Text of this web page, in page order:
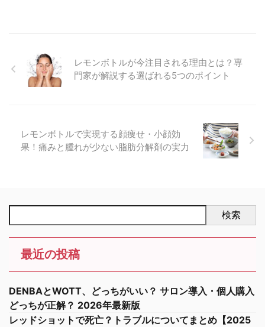
レモンボトルが今注目される理由とは？専
門家が解説する選ばれる5つのポイント
レモンボトルで実現する顔痩せ・小顔効
果！痛みと腫れが少ない脂肪分解剤の実力
検索
最近の投稿
DENBAとWOTT、どっちがいい？ サロン導入・個人購入
どっちが正解？ 2026年最新版
レッドショットで死亡？トラブルについてまとめ【2025